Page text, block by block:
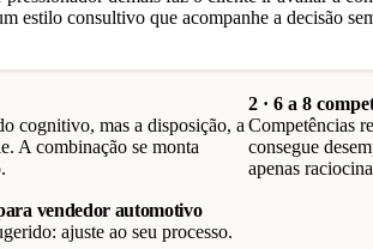
estilo consultivo que acompanhe a decisão
cognitivo, mas a disposição, a
A combinação se monta
2 · 6 a 8
Competências
consegue
apenas
vendedor automotivo
ajuste ao seu processo.